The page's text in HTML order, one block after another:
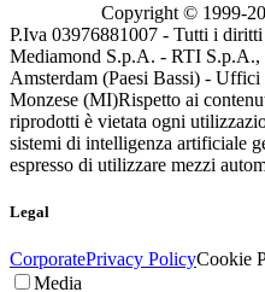
Copyright © 1999-
P.Iva 03976881007 - Tutti i
Mediamond S.p.A. - RTI S.p.A.,
Amsterdam (Paesi Bassi) -
Monzese (MI)Rispetto ai
riprodotti è vietata ogni
sistemi di intelligenza artificiale
espresso di utilizzare mezzi
Legal
CorporatePrivacy PolicyCookie
Media